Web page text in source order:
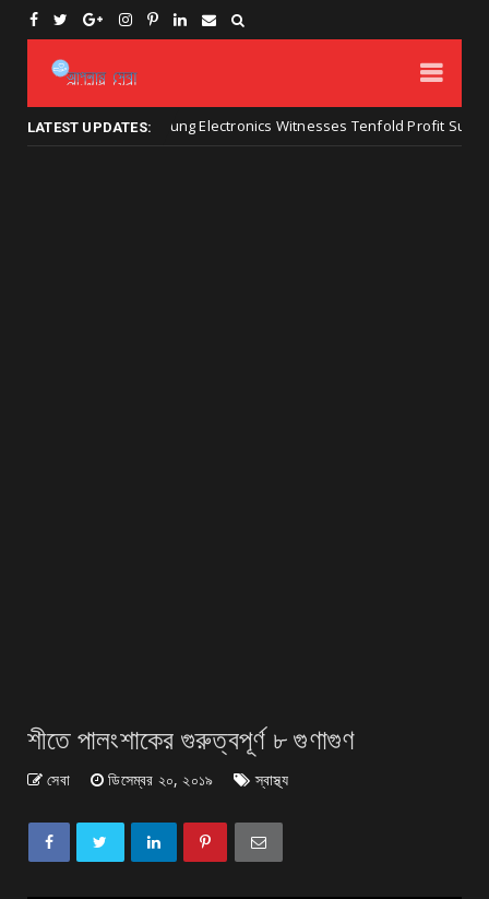
LATEST UPDATES:
তথ্য প্রযুক্তির Samsung Electronics Witnesses Tenfold Profit Surge on
শীতে পালংশাকের গুরুত্বপূর্ণ ৮ গুণাগুণ
সেবা ডিসেম্বর ২০, ২০১৯ স্বাস্থ্য